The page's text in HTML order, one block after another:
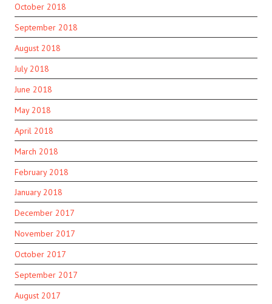
October 2018
September 2018
August 2018
July 2018
June 2018
May 2018
April 2018
March 2018
February 2018
January 2018
December 2017
November 2017
October 2017
September 2017
August 2017